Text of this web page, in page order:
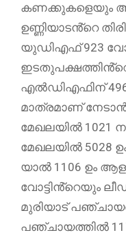
കണക്കുകളെയും
ഉണ്ണിയാടൻ്റെ
യുഡിഎഫ് 923
എൽഡിഎഫിന് 496
മാത്രമാണ്
മേഖലയിൽ 1021
മേഖലയിൽ 5028
യാൽ 1106 ഉം
വോട്ടിൻ്റെയും
മുരിയാട്
പഞ്ചായത്തിൽ